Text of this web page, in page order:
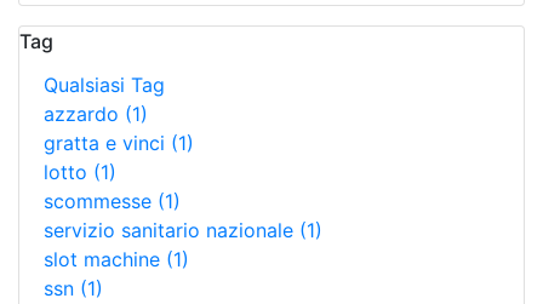
Tag
Qualsiasi Tag
azzardo (1)
gratta e vinci (1)
lotto (1)
scommesse (1)
servizio sanitario nazionale (1)
slot machine (1)
ssn (1)